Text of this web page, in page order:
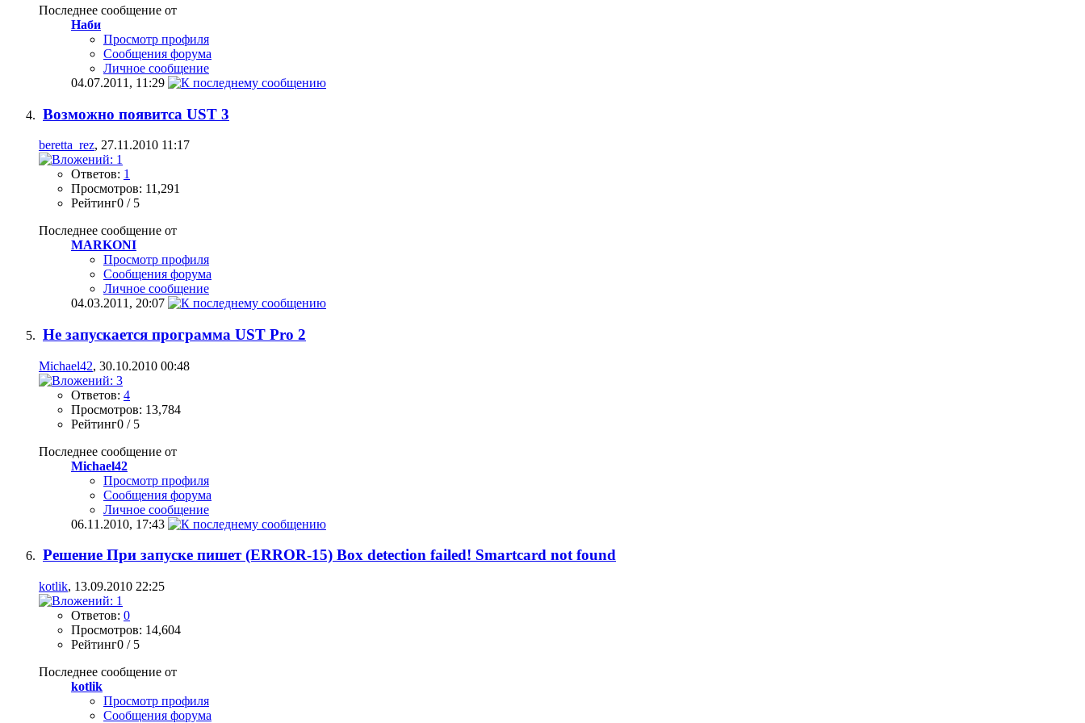
Последнее сообщение от
Наби
Просмотр профиля
Сообщения форума
Личное сообщение
04.07.2011, 11:29
Возможно появитса UST 3
beretta_rez, 27.11.2010 11:17
Ответов: 1
Просмотров: 11,291
Рейтинг0 / 5
Последнее сообщение от
MARKONI
Просмотр профиля
Сообщения форума
Личное сообщение
04.03.2011, 20:07
Не запускается программа UST Pro 2
Michael42, 30.10.2010 00:48
Ответов: 4
Просмотров: 13,784
Рейтинг0 / 5
Последнее сообщение от
Michael42
Просмотр профиля
Сообщения форума
Личное сообщение
06.11.2010, 17:43
Решение При запуске пишет (ERROR-15) Box detection failed! Smartcard not found
kotlik, 13.09.2010 22:25
Ответов: 0
Просмотров: 14,604
Рейтинг0 / 5
Последнее сообщение от
kotlik
Просмотр профиля
Сообщения форума